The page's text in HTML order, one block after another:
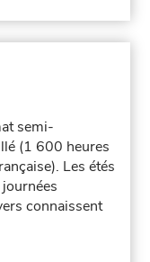
semi-
(1 600 heures
Les étés
connaissent